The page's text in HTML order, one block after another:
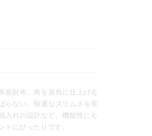
長財布。角を直角に仕上げる
らない、快適なスリムさを実
入れの設計など、機能性にも
にぴったりです。